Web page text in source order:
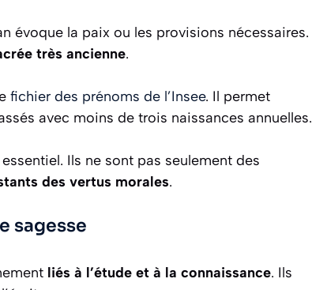
évoque la paix ou les provisions nécessaires.
très ancienne.
fichier des prénoms de l’Insee. Il permet
avec moins de trois naissances annuelles.
Ils ne sont pas seulement des
des vertus morales.
sagesse
liés à l’étude et à la connaissance. Ils